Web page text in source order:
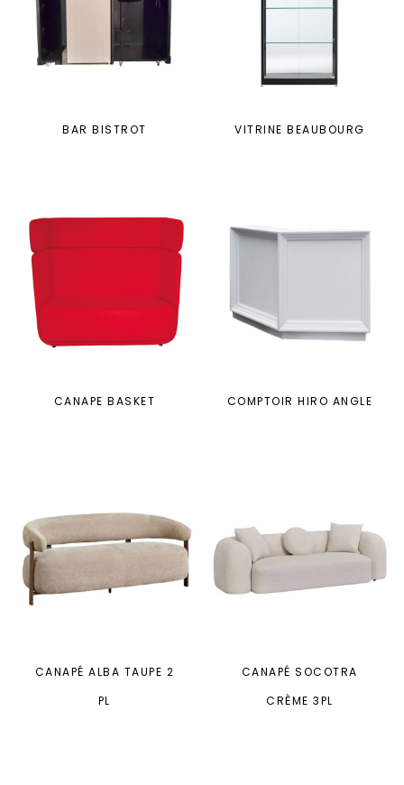
BAR BISTROT VITRINE BEAUBOURG
CANAPE BASKET COMPTOIR HIRO ANGLE
CANAPÉ ALBA TAUPE 2
PL
CANAPÉ SOCOTRA
CRÈME 3PL